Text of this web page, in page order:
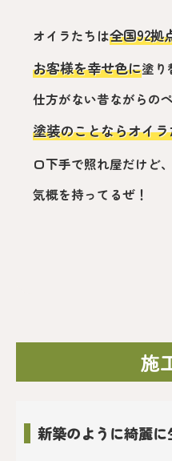
オイラたちは全国92拠
お客様を幸せ色に塗り
仕方がない昔ながらの
塗装のことならオイ
口下手で照れ屋だけど、
気概を持ってるぜ！
施
新築のように綺麗に